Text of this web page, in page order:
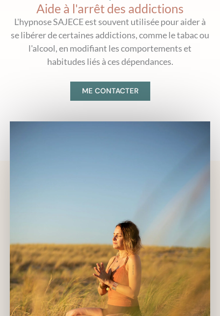
Aide à l'arrêt des addictions
L'hypnose SAJECE est souvent utilisée pour aider à
se libérer de certaines addictions, comme le tabac ou
l'alcool, en modifiant les comportements et
habitudes liés à ces dépendances.
ME CONTACTER